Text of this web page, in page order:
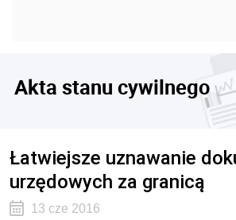
Akta stanu cywilnego
Łatwiejsze uznawanie
urzędowych za granicą
13 cze 2016